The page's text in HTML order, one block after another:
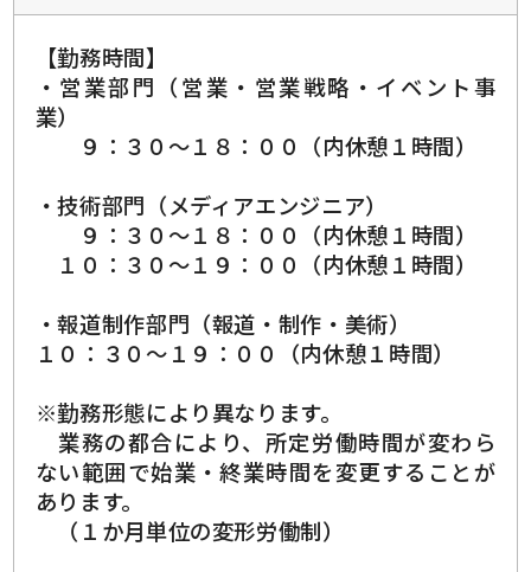
【勤務時間】
・営業部門（営業・営業戦略・イベント事
業）
９：３０～１８：００（内休憩１時間）
・技術部門（メディアエンジニア）
９：３０～１８：００（内休憩１時間）
１０：３０～１９：００（内休憩１時間）
・報道制作部門（報道・制作・美術）
１０：３０～１９：００（内休憩１時間）
※勤務形態により異なります。
業務の都合により、所定労働時間が変わら
ない範囲で始業・終業時間を変更することが
あります。
（１か月単位の変形労働制）